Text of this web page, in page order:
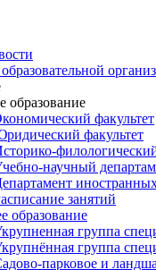
образование
факультет
факультет
научный
занятий
образование
группа
группа
парковое и